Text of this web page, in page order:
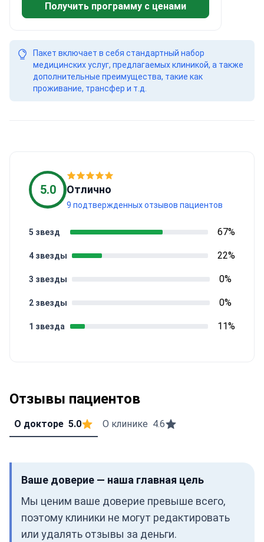
Получить программу с ценами
Пакет включает в себя стандартный набор
медицинских услуг, предлагаемых клиникой, а также
дополнительные преимущества, такие как
проживание, трансфер и т.д.
5.0 Отлично
9 подтвержденных отзывов пациентов
1 звезда 11%
2 звезды 0%
3 звезды 0%
4 звезды 22%
5 звезд 67%
Отзывы пациентов
О докторе 5.0 О клинике 4.6
Ваше доверие — наша главная цель
Мы ценим ваше доверие превыше всего,
поэтому клиники не могут редактировать
или удалять отзывы за деньги.